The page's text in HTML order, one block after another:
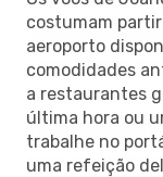
costumam
aeroporto
comodidades
a restaurantes
última hora ou
trabalhe no
uma refeição